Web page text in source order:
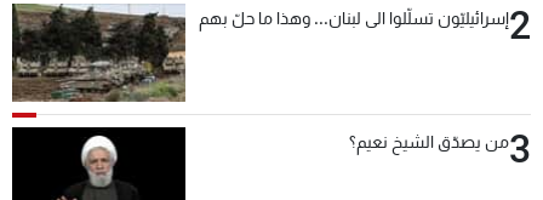
2إسرائيليّون تسلّلوا الى لبنان... وهذا ما حلّ بهم
3من يصدّق الشيخ نعيم؟